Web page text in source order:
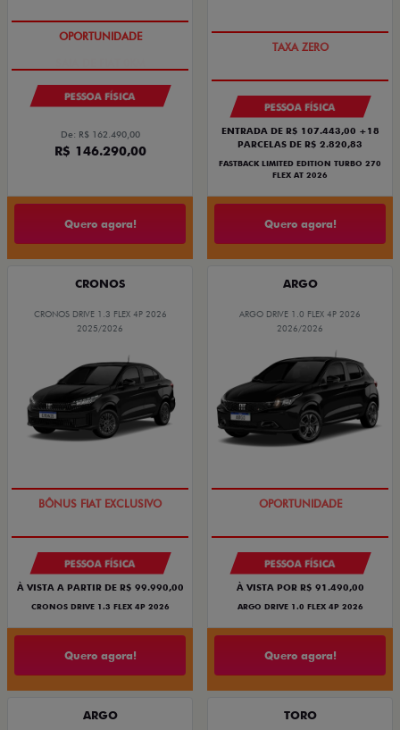
SAIA DE FIAT 0KM
PESSOA FÍSICA
De: R$ 162.490,00
R$ 146.290,00
Quero agora!
PREÇO IMPERDÍVEL
PESSOA FÍSICA
ENTRADA DE R$ 107.443,00 +18
PARCELAS DE R$ 2.820,83
FASTBACK LIMITED EDITION TURBO 270
FLEX AT 2026
Quero agora!
CRONOS
CRONOS DRIVE 1.3 FLEX 4P 2026
2025/2026
SUPER DESCONTO
PESSOA FÍSICA
À VISTA A PARTIR DE R$ 99.990,00
CRONOS DRIVE 1.3 FLEX 4P 2026
Quero agora!
ARGO
ARGO DRIVE 1.0 FLEX 4P 2026
2026/2026
BÔNUS DE 6 MIL REAIS
PESSOA FÍSICA
À VISTA POR R$ 91.490,00
ARGO DRIVE 1.0 FLEX 4P 2026
Quero agora!
ARGO TORO